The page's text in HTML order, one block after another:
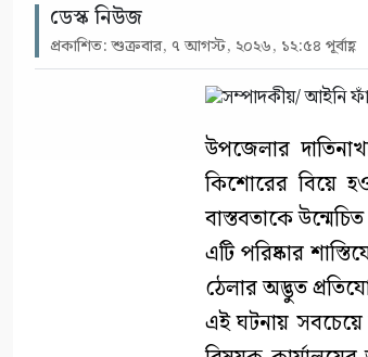
ডেস্ক নিউজ
প্রকাশিত: শুক্রবার, ৭ আগস্ট, ২০২৬, ১২:৫৪ পূর্বাহ্ণ
উপজেলার
কিশোরের বিয়ে
বাস্তবতাকে
এটি পরিষ্কার
ঠেলার অদ্ভুত
এই ঘটনায় সবচেয়ে